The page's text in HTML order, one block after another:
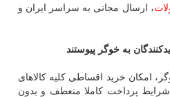
، ارسال مجانی به سراسر ایران و
به خوگر پیوستند
امكان خرید اقساطی كلیه كالاهای
پرداخت كاملا منعطف و بدون